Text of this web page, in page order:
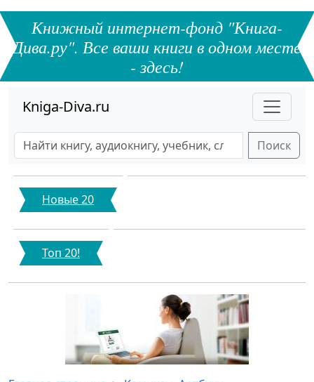
Книжный интернет-фонд "Книга-
Дива.ру". Все ваши книги в одном месте
- здесь!
Kniga-Diva.ru
Поиск
Новые 20
Топ 20!